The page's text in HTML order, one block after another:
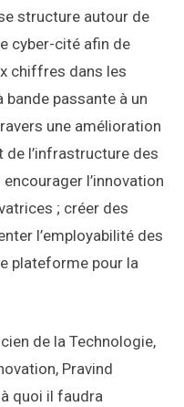
structure autour de
cyber-cité afin de
chiffres dans les
passante à un
une amélioration
l’infrastructure des
l’innovation
; créer des
l’employabilité des
plateforme pour la
de la Technologie,
Pravind
quoi il faudra